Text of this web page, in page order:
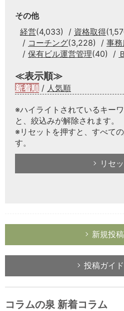
その他
経営(4,033) 資格取得
コーチング(3,228) 事
保有ビル運営管理(40)
≪表示順≫
新着順 / 人気順
※ハイライトされているキー
と、絞込みが解除されます。
※リセットを押すと、すべて
す。
リセ
新規投
投稿ガイ
コラムの泉 新着コラム